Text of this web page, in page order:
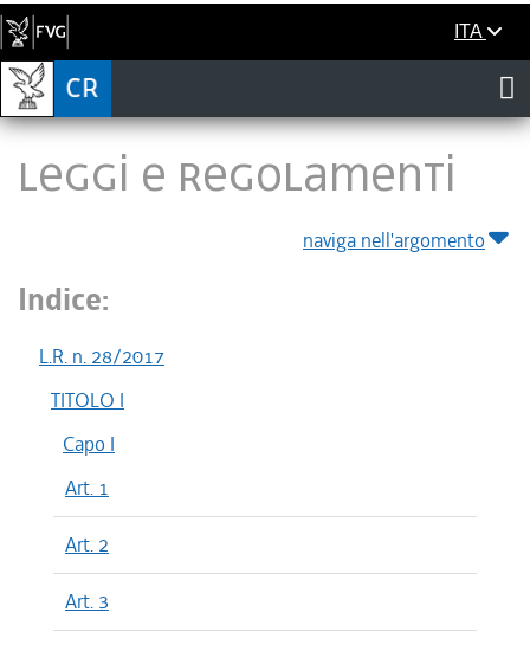
ITA
LEGGI E REGOLAMENTI
naviga nell'argomento
Indice:
L.R. n. 28/2017
TITOLO I
Capo I
Art. 1
Art. 2
Art. 3